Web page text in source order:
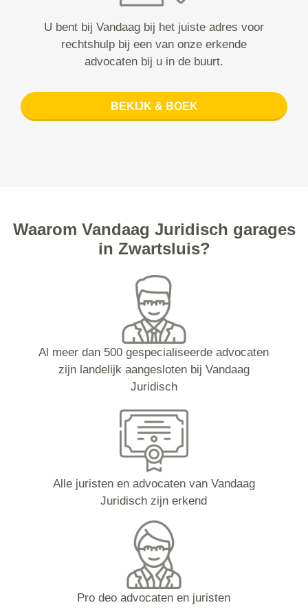
U bent bij Vandaag bij het juiste adres voor
rechtshulp bij een van onze erkende
advocaten bij u in de buurt.
BEKIJK & BOEK
Waarom Vandaag Juridisch garages
in Zwartsluis?
Al meer dan 500 gespecialiseerde advocaten
zijn landelijk aangesloten bij Vandaag
Juridisch
Alle juristen en advocaten van Vandaag
Juridisch zijn erkend
Pro deo advocaten en juristen